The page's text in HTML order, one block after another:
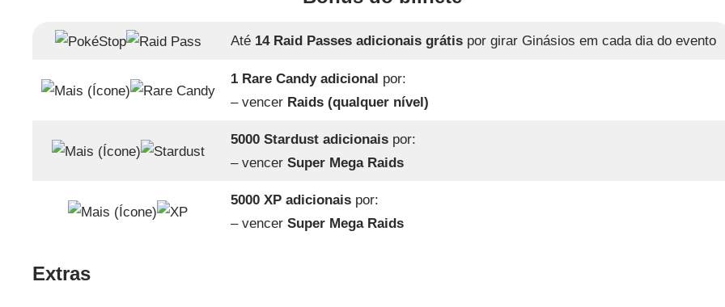
Até 14 Raid Passes adicionais grátis por girar Ginásios em cada dia do evento
1 Rare Candy adicional por:
– vencer Raids (qualquer nível)
5000 Stardust adicionais por:
– vencerSuper Mega Raids
5000 XP adicionais por:
– vencerSuper Mega Raids
Extras